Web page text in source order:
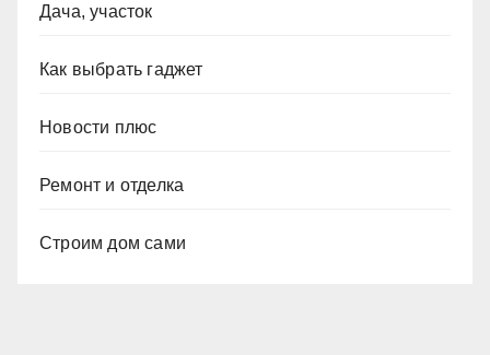
Дача, участок
Как выбрать гаджет
Новости плюс
Ремонт и отделка
Строим дом сами